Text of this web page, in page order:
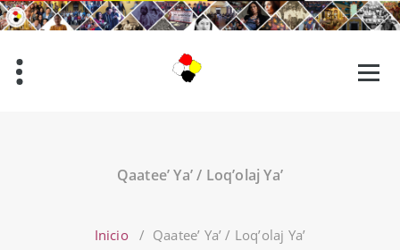
Saltar
al
Qaatee’ Ya’ / Loq’olaj Ya’
Inicio/ Qaatee’ Ya’ / Loq’olaj Ya’